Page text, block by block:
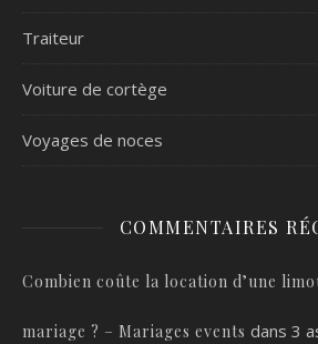
Traiteur
Voiture de cortège
Voyages de noces
COMMENTAIRES
Combien coûte la location d’une
mariage ? – Mariages events dans 3